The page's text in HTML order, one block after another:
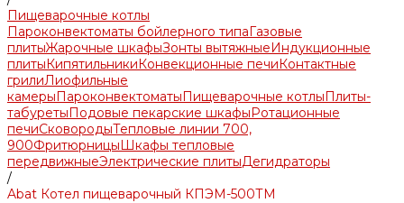
Пищеварочные котлы
Пароконвектоматы бойлерного типаГазовые
плитыЖарочные шкафыЗонты вытяжныеИндукционные
плитыКипятильникиКонвекционные печиКонтактные
грилиЛиофильные
камерыПароконвектоматыПищеварочные котлыПлиты-
табуретыПодовые пекарские шкафыРотационные
печиСковородыТепловые линии 700,
900ФритюрницыШкафы тепловые
передвижныеЭлектрические плитыДегидраторы
/
Abat Котел пищеварочный КПЭМ-500ТМ